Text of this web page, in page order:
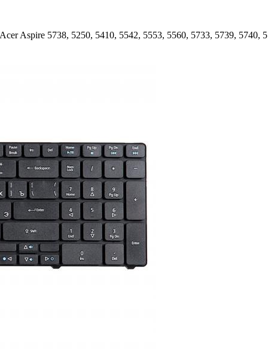
Aspire 5738, 5250, 5410, 5542, 5553, 5560, 5733, 5739, 5740,